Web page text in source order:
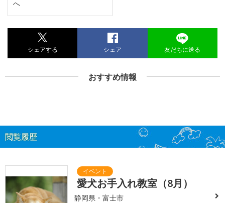
へ
シェアする シェア 友だちに送る
おすすめ情報
閲覧履歴
愛犬お手入れ教室（8月）
静岡県・富士市